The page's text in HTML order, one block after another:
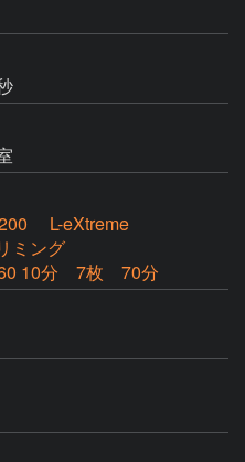
L-eXtreme
リミング
10分 7枚 70分